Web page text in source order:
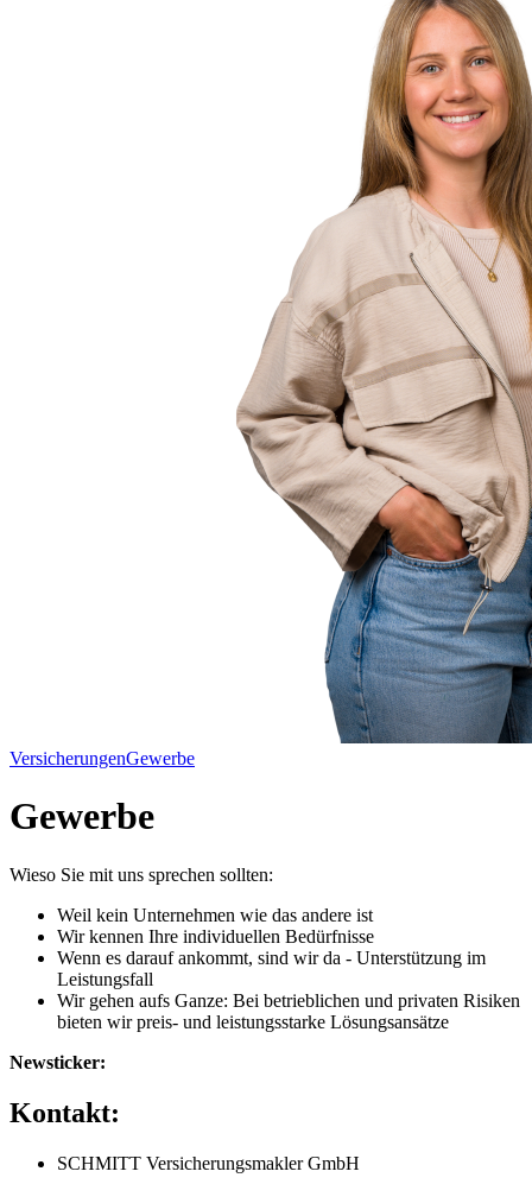
VersicherungenGewerbe
Gewerbe
Wieso Sie mit uns sprechen sollten:
Weil kein Unternehmen wie das andere ist
Wir kennen Ihre individuellen Bedürfnisse
Wenn es darauf ankommt, sind wir da - Unterstützung im
Leistungsfall
Wir gehen aufs Ganze: Bei betrieblichen und privaten Risiken
bieten wir preis- und leistungsstarke Lösungsansätze
Newsticker:
Kontakt:
SCHMITT Versicherungsmakler GmbH